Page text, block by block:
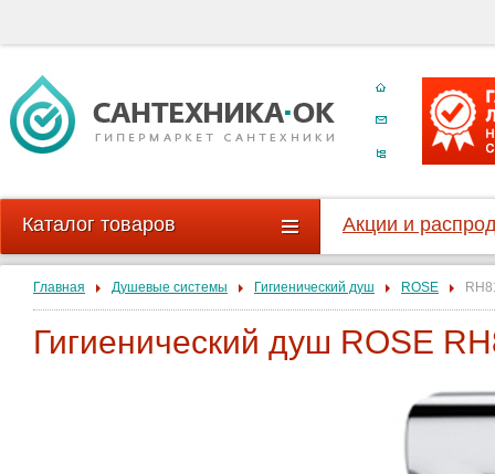
Каталог товаров Акции и
Главная Душевые системы Гигиенический душ ROSE
Гигиенический душ ROSE